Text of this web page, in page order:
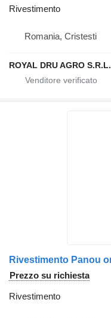
Rivestimento
Romania, Cristesti
ROYAL DRU AGRO S.R.L.
Prezzo su richiesta
Rivestimento